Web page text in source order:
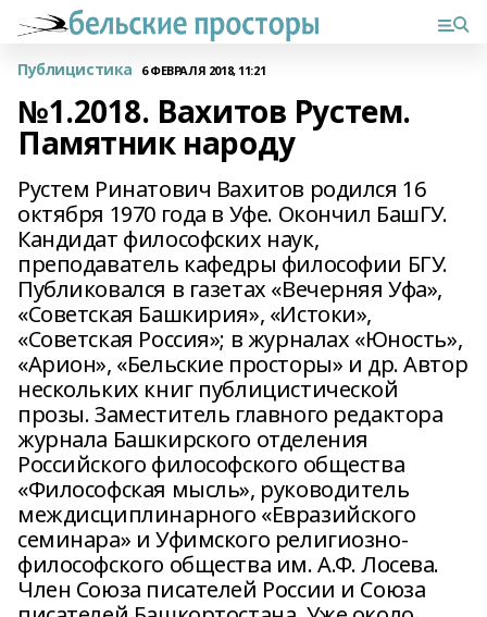
Публицистика 6 ФЕВРАЛЯ 2018, 11:21
№1.2018. Вахитов Рустем.
Памятник народу
Рустем Ринатович Вахитов родился 16
октября 1970 года в Уфе. Окончил БашГУ.
Кандидат философских наук,
преподаватель кафедры философии БГУ.
Публиковался в газетах «Вечерняя Уфа»,
«Советская Башкирия», «Истоки»,
«Советская Россия»; в журналах «Юность»,
«Арион», «Бельские просторы» и др. Автор
нескольких книг публицистической
прозы. Заместитель главного редактора
журнала Башкирского отделения
Российского философского общества
«Философская мысль», руководитель
междисциплинарного «Евразийского
семинара» и Уфимского религиозно-
философского общества им. А.Ф. Лосева.
Член Союза писателей России и Союза